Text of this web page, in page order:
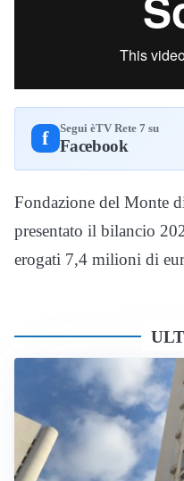
f Segui èTV Rete 7 su
Facebook
Fondazione del Monte
presentato il bilancio
erogati 7,4 milioni di